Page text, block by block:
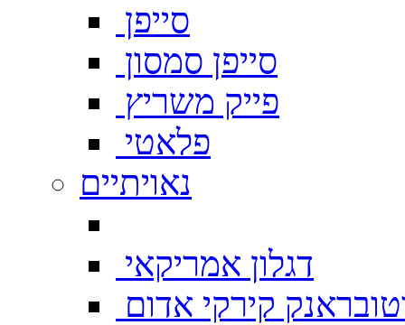
סייפן
סייפן סמסון
פייק משריץ
פלאטי
נאויתיים
דגלון אמריקאי
קירקי אדום